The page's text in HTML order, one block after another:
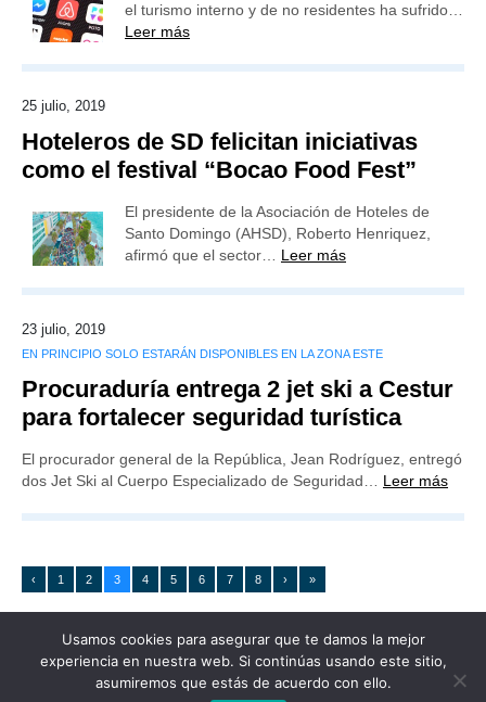
el turismo interno y de no residentes ha sufrido…
Leer más
25 julio, 2019
Hoteleros de SD felicitan iniciativas
como el festival “Bocao Food Fest”
El presidente de la Asociación de Hoteles de
Santo Domingo (AHSD), Roberto Henriquez,
afirmó que el sector… Leer más
23 julio, 2019
EN PRINCIPIO SOLO ESTARÁN DISPONIBLES EN LA ZONA ESTE
Procuraduría entrega 2 jet ski a Cestur
para fortalecer seguridad turística
El procurador general de la República, Jean Rodríguez, entregó
dos Jet Ski al Cuerpo Especializado de Seguridad… Leer más
‹ 1 2 3 4 5 6 7 8 › »
Usamos cookies para asegurar que te damos la mejor
experiencia en nuestra web. Si continúas usando este sitio,
asumiremos que estás de acuerdo con ello.
Publicidad Redacción Contacto